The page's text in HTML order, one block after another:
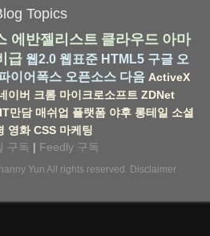
Topics
에반젤리스트 클라우드 아마
급 웹2.0 웹표준 HTML5 구글 오
이어폭스 오픈소스 다음 ActiveX
이버 크롬 마이크로소프트 ZDNet
IT만담 매쉬업 플랫폼 야후 롱테일 소셜
영화 CSS 마케팅
구독 | Feedly 구독
Yun All rights reserved. Disclaimer